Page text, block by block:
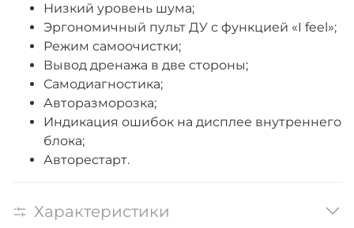
Низкий уровень шума;
Эргономичный пульт ДУ с функцией «I feel»;
Режим самоочистки;
Вывод дренажа в две стороны;
Самодиагностика;
Авторазморозка;
Индикация ошибок на дисплее внутреннего
блока;
Авторестарт.
Характеристики